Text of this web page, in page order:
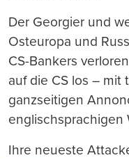
Der Georgier und
Osteuropa und
CS-Bankers
auf die CS los –
ganzseitigen
englischsprachigen
Ihre neueste